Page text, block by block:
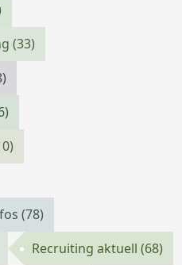
(33)
(78)
Recruiting aktuell(68)